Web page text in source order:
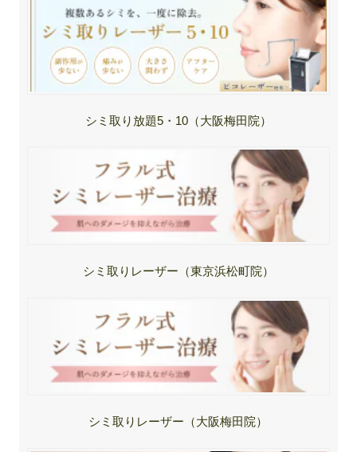
シミ取り放題5・10（大阪梅田院）
シミ取りレーザー（東京浜松町院）
シミ取りレーザー（大阪梅田院）